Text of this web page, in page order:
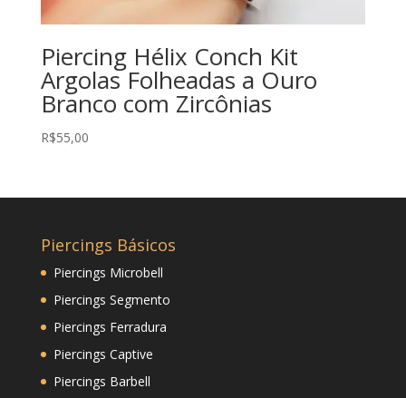
Piercing Hélix Conch Kit
Argolas Folheadas a Ouro
Branco com Zircônias
R$55,00
Piercings Básicos
Piercings Microbell
Piercings Segmento
Piercings Ferradura
Piercings Captive
Piercings Barbell